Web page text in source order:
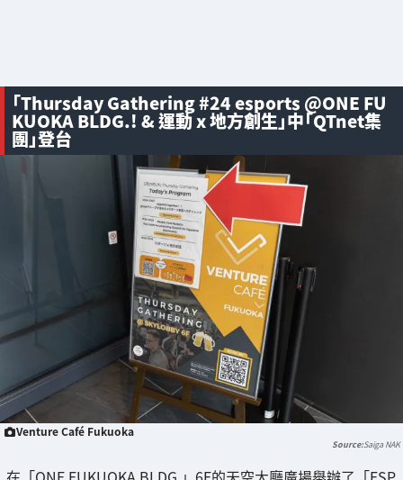
「Thursday Gathering #24 esports @ONE FU
KUOKA BLDG.! & 運動 x 地方創生」中「QTnet集
團」登台
Venture Café Fukuoka
Saiga NAK